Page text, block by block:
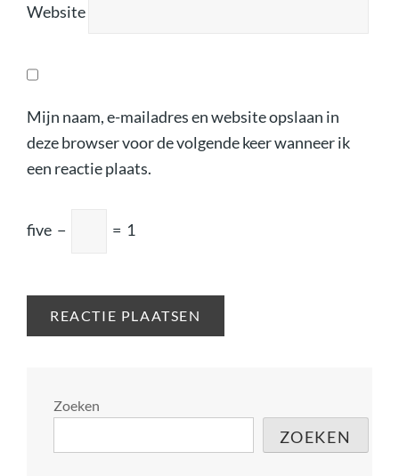
Website
Mijn naam, e-mailadres en website opslaan in
deze browser voor de volgende keer wanneer ik
een reactie plaats.
five − = 1
Zoeken
ZOEKEN